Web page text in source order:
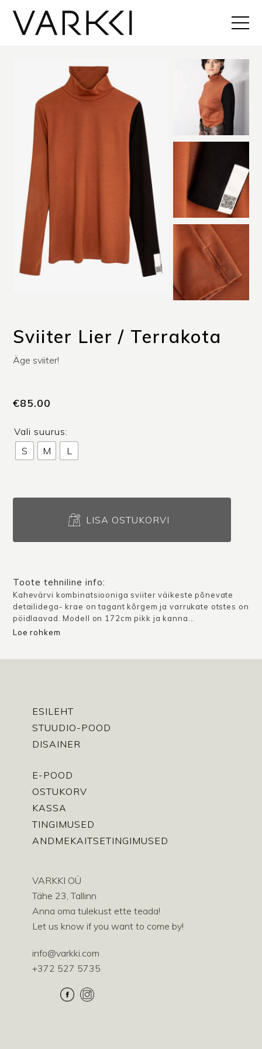
Sviiter Lier / Terrakota
Äge sviiter!
€85.00
Vali suurus:
S
M L
LISA OSTUKORVI
Toote tehniline info:
Kahevärvi kombinatsiooniga sviiter väikeste põnevate
detailidega- krae on tagant kõrgem ja varrukate otstes on
pöidlaavad. Modell on 172cm pikk ja kanna...
Loe rohkem
ESILEHT
STUUDIO-POOD
DISAINER
E-POOD
OSTUKORV
KASSA
TINGIMUSED
ANDMEKAITSETINGIMUSED
VARKKI OÜ
Tähe 23, Tallinn
Anna oma tulekust ette teada!
Let us know if you want to come by!
info@varkki.com
+372 527 5735